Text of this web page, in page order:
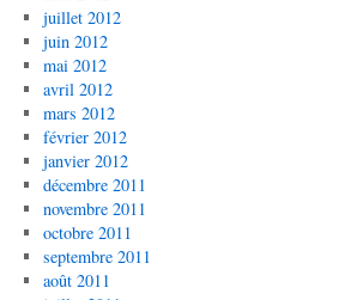
juillet 2012
juin 2012
mai 2012
avril 2012
mars 2012
février 2012
janvier 2012
décembre 2011
novembre 2011
octobre 2011
septembre 2011
août 2011